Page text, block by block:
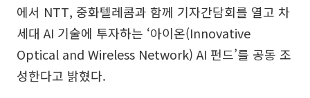
에서 NTT, 중화텔레콤과 함께 기자간담회를 열고 차
세대 AI 기술에 투자하는 ‘아이온(Innovative
Optical and Wireless Network) AI 펀드’를 공동 조
성한다고 밝혔다.